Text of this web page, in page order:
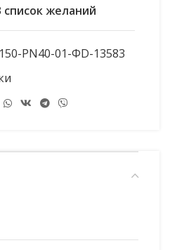
список желаний
PN40-01-ФD-13583